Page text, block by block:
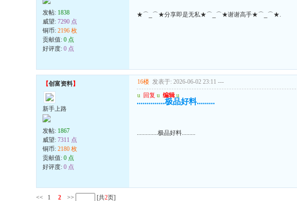
发帖: 1838
威望: 7290 点
铜币: 2196 枚
贡献值: 0 点
好评度: 0 点
★⌒_⌒★分享即是无私★⌒_⌒★谢谢高手★⌒_⌒★.
【创富资料】
新手上路
发帖: 1867
威望: 7311 点
铜币: 2180 枚
贡献值: 0 点
好评度: 0 点
16楼 发表于: 2026-06-02 23:11 ---
u 回复 u 编辑 u
..............极品好料.........
..............极品好料.........
<< 1 2 >> [共2页]